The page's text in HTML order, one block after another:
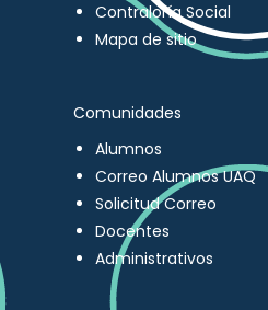
Contraloría Social
Mapa de sitio
Comunidades
Alumnos
Correo Alumnos UAQ
Solicitud Correo
Docentes
Administrativos